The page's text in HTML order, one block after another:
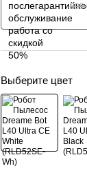
999
Выберите цвет